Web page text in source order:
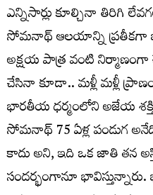
ఎన్నిసార్లు కూల్చినా తిరిగి
సోమనాథ్ ఆలయాన్ని ప్రతీకగా
అక్షయ పాత్ర వంటి నిర్మాణంగా
చేసినా కూడా.. మళ్లీ మళ్లీ
భారతీయ ధర్మంలోని అజేయ
సోమనాథ్ 75 ఏళ్ల పండుగ
కాదు అని, ఇది ఒక జాతి తన
సందర్భంగానూ